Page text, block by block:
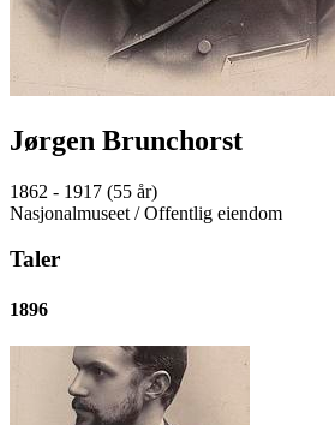
Jørgen Brunchorst
1862 - 1917 (55 år)
Nasjonalmuseet / Offentlig eiendom
Taler
1896